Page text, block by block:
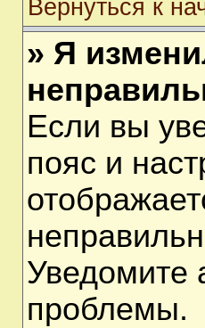
Вернуться к
» Я
Если вы
пояс и
Уведомите
проблемы.